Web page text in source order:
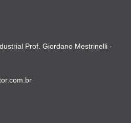
Prof. Giordano Mestrinelli -